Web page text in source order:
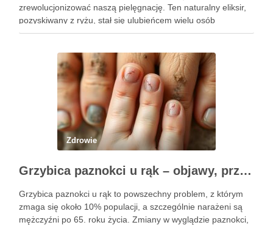
zrewolucjonizować naszą pielęgnację. Ten naturalny eliksir,
pozyskiwany z ryżu, stał się ulubieńcem wielu osób
dbających o zdrowie włosów oraz kondycję skóry. Dzięki
dostępna dla …
Zdrowie
Grzybica paznokci u rąk – objawy, przyczyny i skuteczne leczenie
Grzybica paznokci u rąk to powszechny problem, z którym
zmaga się około 10% populacji, a szczególnie narażeni są
mężczyźni po 65. roku życia. Zmiany w wyglądzie paznokci,